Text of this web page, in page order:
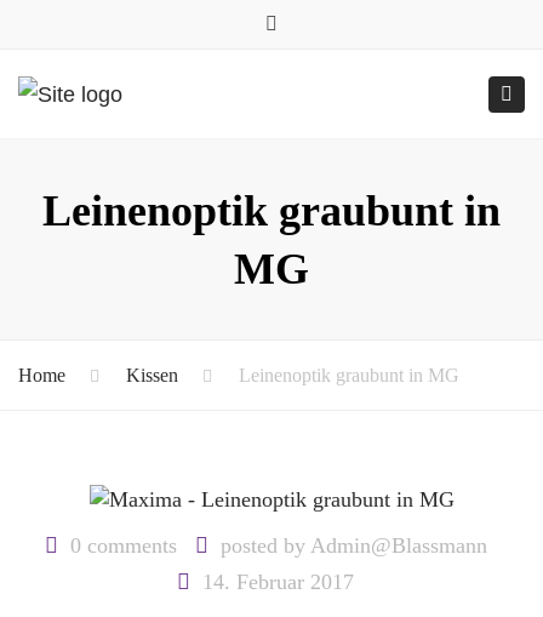
0157.77545786
Submit
Leinenoptik graubunt in
MG
Home Kissen Leinenoptik graubunt in MG
0 comments posted by Admin@Blassmann
14. Februar 2017